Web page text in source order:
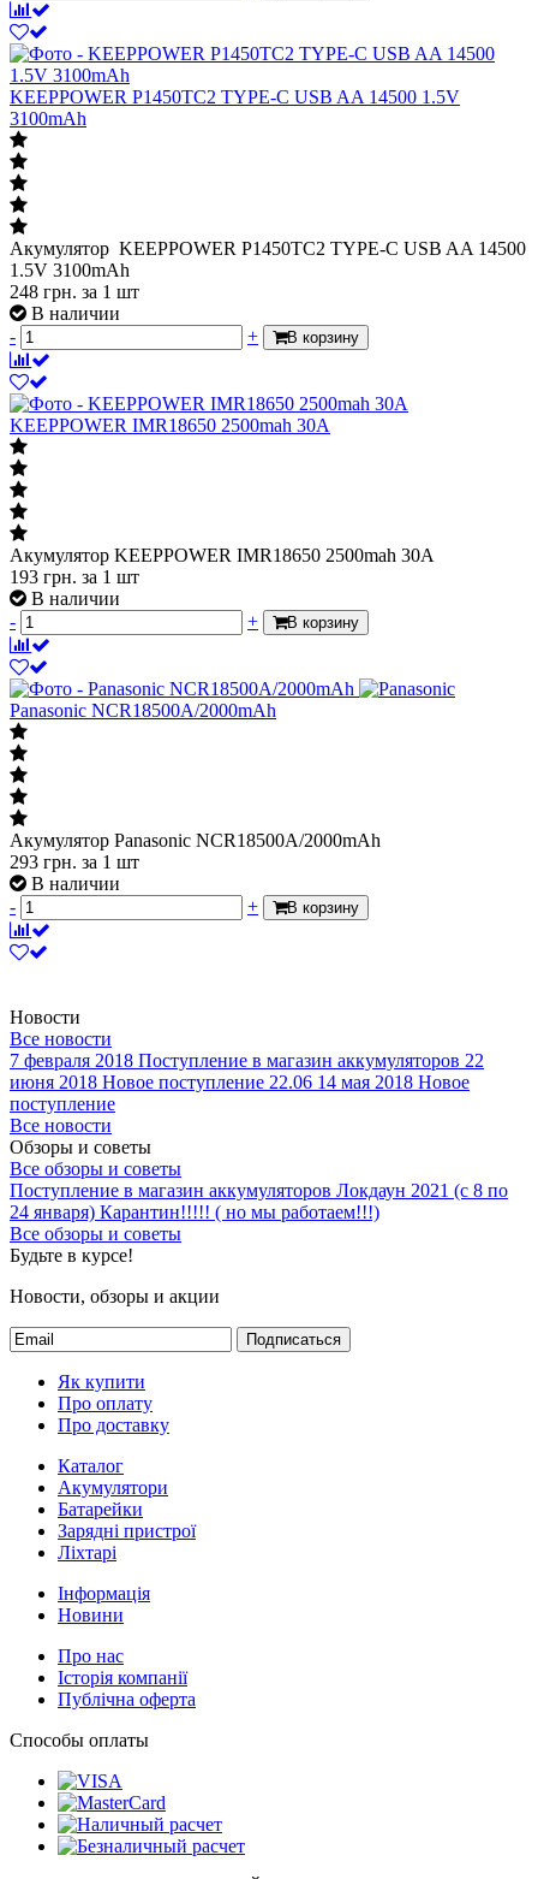
KEEPPOWER P1450TC2 TYPE-C USB AA 14500 1.5V
3100mAh
Акумулятор KEEPPOWER P1450TC2 TYPE-C USB AA 14500
1.5V 3100mAh
248 грн. за 1 шт
В наличии
-
+ В корзину
KEEPPOWER IMR18650 2500mah 30A
Акумулятор KEEPPOWER IMR18650 2500mah 30A
193 грн. за 1 шт
В наличии
-
+ В корзину
Panasonic NCR18500A/2000mAh
Акумулятор Panasonic NCR18500A/2000mAh
293 грн. за 1 шт
В наличии
-
+ В корзину
Новости
Все новости
7 февраля 2018 Поступление в магазин аккумуляторов 22
июня 2018 Новое поступление 22.06 14 мая 2018 Новое
поступление
Все новости
Обзоры и советы
Все обзоры и советы
Поступление в магазин аккумуляторов Локдаун 2021 (с 8 по
24 января) Карантин!!!!! ( но мы работаем!!!)
Все обзоры и советы
Будьте в курсе!
Новости, обзоры и акции
Подписаться
Як купити
Про оплату
Про доставку
Каталог
Акумулятори
Батарейки
Зарядні пристрої
Ліхтарі
Інформація
Новини
Про нас
Історія компанії
Публічна оферта
Способы оплаты